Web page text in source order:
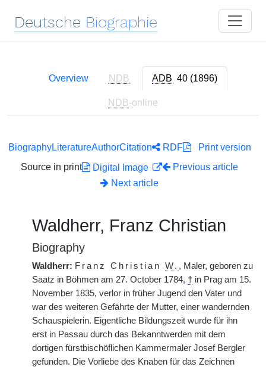
Deutsche Biographie
Overview NDB ADB 40 (1896)
NDB-online
BiographyLiteratureAuthorCitation RDF
Print version
Source in print
Digital Image
Previous article
Next article
Waldherr, Franz Christian
Biography
Waldherr: Franz Christian W. , Maler, geboren zu
Saatz in Böhmen am 27. October 1784, † in Prag am 15.
November 1835, verlor in früher Jugend den Vater und
war des weiteren Gefährte der Mutter, einer wandernden
Schauspielerin. Eigentliche Bildungszeit wurde für ihn
erst in Passau durch das Bekanntwerden mit dem
dortigen fürstbischöflichen Kammermaler Josef Bergler
gefunden. Die Vorliebe des Knaben für das Zeichnen